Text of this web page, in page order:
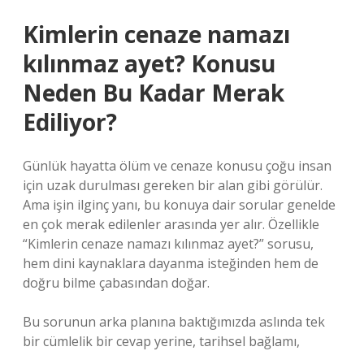
Kimlerin cenaze namazı
kılınmaz ayet? Konusu
Neden Bu Kadar Merak
Ediliyor?
Günlük hayatta ölüm ve cenaze konusu çoğu insan
için uzak durulması gereken bir alan gibi görülür.
Ama işin ilginç yanı, bu konuya dair sorular genelde
en çok merak edilenler arasında yer alır. Özellikle
“Kimlerin cenaze namazı kılınmaz ayet?” sorusu,
hem dini kaynaklara dayanma isteğinden hem de
doğru bilme çabasından doğar.
Bu sorunun arka planına baktığımızda aslında tek
bir cümlelik bir cevap yerine, tarihsel bağlamı,